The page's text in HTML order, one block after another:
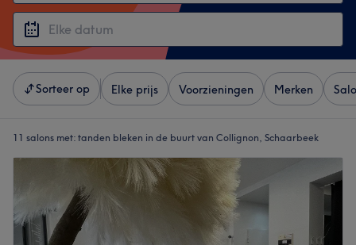
Sorteer op Elke prijs Voorzieningen Merken
11 salons met: tanden bleken in de buurt van Collignon, Schaarbeek